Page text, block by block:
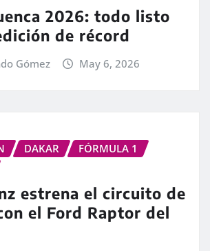
2026: todo listo
de récord
Gómez May 6, 2026
DAKAR
FÓRMULA 1
estrena el circuito de
el Ford Raptor del